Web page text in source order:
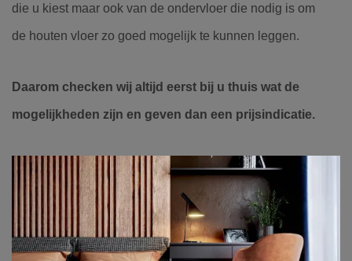
die u kiest maar ook van de ondervloer die nodig is om
de houten vloer zo goed mogelijk te kunnen leggen.
Daarom checken wij altijd eerst bij u thuis wat de
mogelijkheden zijn en geven dan een prijsindicatie.